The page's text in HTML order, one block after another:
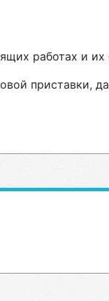
работах и их
приставки,